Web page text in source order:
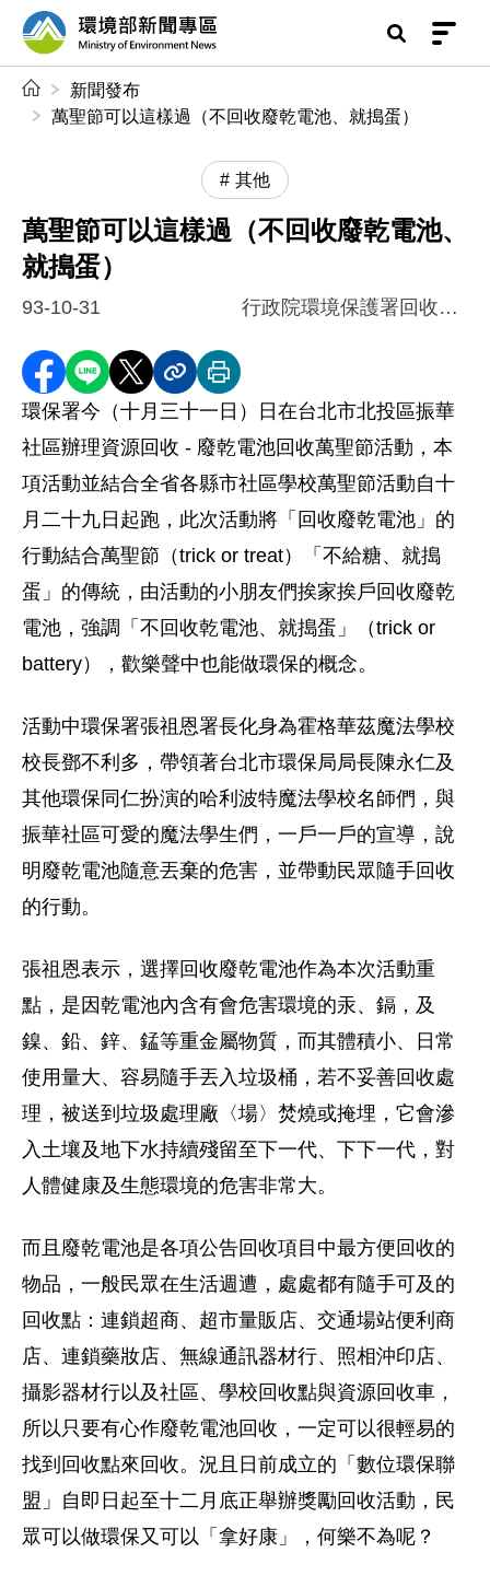
前往中央內容區塊
環境部新聞專區
新聞發布
萬聖節可以這樣過（不回收廢乾電池、就搗蛋）
其他
萬聖節可以這樣過（不回收廢乾電池、
就搗蛋）
93-10-31 行政院環境保護署回收基管會
分享至 Facebook
分享到 LINE
分享到 X分享內容連結
列印本頁
環保署今（十月三十一日）日在台北市北投區振華
社區辦理資源回收 - 廢乾電池回收萬聖節活動，本
項活動並結合全省各縣市社區學校萬聖節活動自十
月二十九日起跑，此次活動將「回收廢乾電池」的
行動結合萬聖節（trick or treat）「不給糖、就搗
蛋」的傳統，由活動的小朋友們挨家挨戶回收廢乾
電池，強調「不回收乾電池、就搗蛋」（trick or
battery），歡樂聲中也能做環保的概念。
活動中環保署張祖恩署長化身為霍格華茲魔法學校
校長鄧不利多，帶領著台北市環保局局長陳永仁及
其他環保同仁扮演的哈利波特魔法學校名師們，與
振華社區可愛的魔法學生們，一戶一戶的宣導，說
明廢乾電池隨意丟棄的危害，並帶動民眾隨手回收
的行動。
張祖恩表示，選擇回收廢乾電池作為本次活動重
點，是因乾電池內含有會危害環境的汞、鎘，及
鎳、鉛、鋅、錳等重金屬物質，而其體積小、日常
使用量大、容易隨手丟入垃圾桶，若不妥善回收處
理，被送到垃圾處理廠〈場〉焚燒或掩埋，它會滲
入土壤及地下水持續殘留至下一代、下下一代，對
人體健康及生態環境的危害非常大。
而且廢乾電池是各項公告回收項目中最方便回收的
物品，一般民眾在生活週遭，處處都有隨手可及的
回收點：連鎖超商、超市量販店、交通場站便利商
店、連鎖藥妝店、無線通訊器材行、照相沖印店、
攝影器材行以及社區、學校回收點與資源回收車，
所以只要有心作廢乾電池回收，一定可以很輕易的
找到回收點來回收。況且日前成立的「數位環保聯
盟」自即日起至十二月底正舉辦獎勵回收活動，民
眾可以做環保又可以「拿好康」，何樂不為呢？